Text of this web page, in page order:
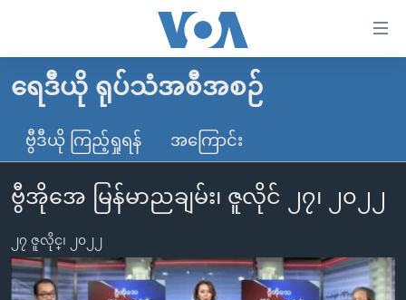
လွယ်ကူ
သည့်
Link
များ
ပင်မ
အကြောင်းအရာ
သို့
မူလစာမျက်နှာ
မြန်မာ
ကမ္ဘာ့သတင်းများ
နိုင်ငံတကာ
တရုတ်
အစ္စရေး-ပါလက်စတိုင်း
ဗွီဒီယို
ရပ်ဝန်းတခု လမ်းတခု အလွန်
အင်္ဂလိပ်စာလေ့လာမယ်
ရေဒီယို ရုပ်သံအစီအစဉ်
ဗွီဒီယို ကြည့်ရှုရန် အကြောင်း
ဗွီအိုအေ မြန်မာညချမ်း၊ ဇူလိုင် ၂၇၊ ၂၀၂၂
၂၇ ဇူလိုင္၊ ၂၀၂၂